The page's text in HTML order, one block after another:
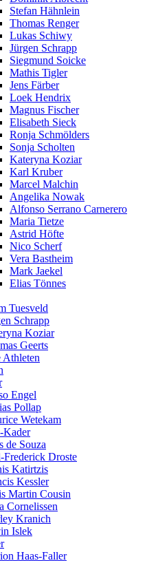
Stefan Hähnlein
Thomas Renger
Lukas Schiwy
Jürgen Schrapp
Siegmund Soicke
Mathis Tigler
Jens Färber
Loek Hendrix
Magnus Fischer
Elisabeth Sieck
Ronja Schmölders
Sonja Scholten
Kateryna Koziar
Karl Kruber
Marcel Malchin
Angelika Nowak
Alfonso Serrano Carnerero
Maria Tietze
Astrid Höfte
Nico Scherf
Vera Bastheim
Mark Jaekel
Elias Tönnes
Tuesveld
Schrapp
Koziar
Geerts
Athleten
Engel
Pollap
Wetekam
Kader
de Souza
Frederick Droste
Katirtzis
Kessler
Martin Cousin
Cornelissen
Kranich
Islek
Haas-Faller